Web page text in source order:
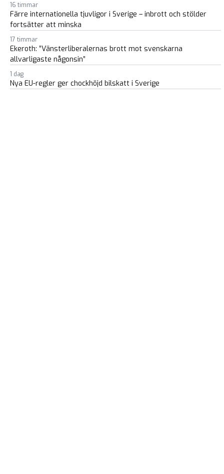
16 timmar
Färre internationella tjuvligor i Sverige – inbrott och stölder
fortsätter att minska
17 timmar
Ekeroth: ”Vänsterliberalernas brott mot svenskarna
allvarligaste någonsin”
1 dag
Nya EU-regler ger chockhöjd bilskatt i Sverige